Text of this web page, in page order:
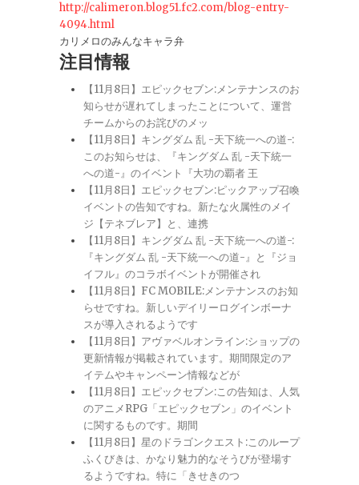
http://calimeron.blog51.fc2.com/blog-entry-
4094.html
カリメロのみんなキャラ弁
注目情報
【11月8日】エピックセブン:メンテナンスのお
知らせが遅れてしまったことについて、運営
チームからのお詫びのメッ
【11月8日】キングダム 乱 -天下統一への道-:
このお知らせは、『キングダム 乱 -天下統一
への道-』のイベント『大功の覇者 王
【11月8日】エピックセブン:ピックアップ召喚
イベントの告知ですね。新たな火属性のメイ
ジ【テネブレア】と、連携
【11月8日】キングダム 乱 -天下統一への道-:
『キングダム 乱 -天下統一への道-』と『ジョ
イフル』のコラボイベントが開催され
【11月8日】FC MOBILE:メンテナンスのお知
らせですね。新しいデイリーログインボーナ
スが導入されるようです
【11月8日】アヴァベルオンライン:ショップの
更新情報が掲載されています。期間限定のア
イテムやキャンペーン情報などが
【11月8日】エピックセブン:この告知は、人気
のアニメRPG「エピックセブン」のイベント
に関するものです。期間
【11月8日】星のドラゴンクエスト:このループ
ふくびきは、かなり魅力的なそうびが登場す
るようですね。特に「きせきのつ